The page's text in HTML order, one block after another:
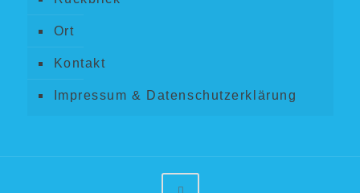
Ort
Kontakt
Impressum & Datenschutzerklärung